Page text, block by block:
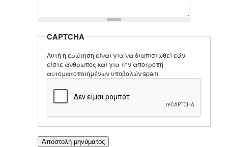
CAPTCHA
Αυτή η ερώτηση είναι για να διαπιστωθεί εάν
είστε άνθρωπος και για την αποτροπή
αυτοματοποιημένων υποβολών spam.